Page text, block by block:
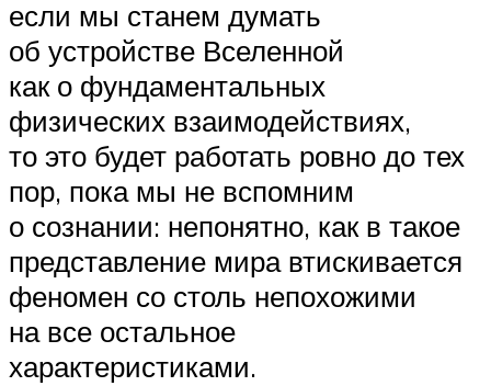
если мы станем думать
об устройстве Вселенной
как о фундаментальных
физических взаимодействиях,
то это будет работать ровно до тех
пор, пока мы не вспомним
о сознании: непонятно, как в такое
представление мира втискивается
феномен со столь непохожими
на все остальное
характеристиками.